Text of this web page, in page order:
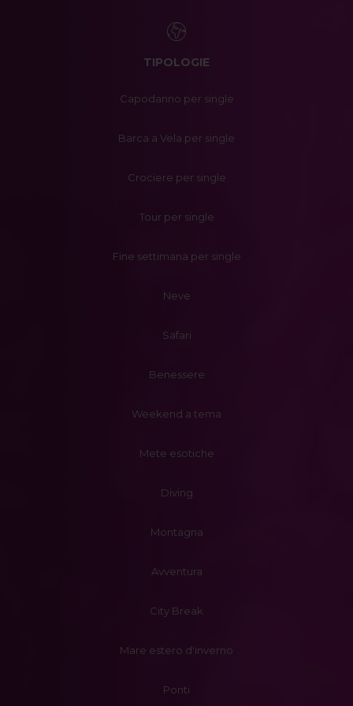
TIPOLOGIE
Capodanno per single
Barca a Vela per single
Crociere per single
Tour per single
Fine settimana per single
Neve
Safari
Benessere
Weekend a tema
Mete esotiche
Diving
Montagna
Avventura
City Break
Mare estero d'inverno
Ponti